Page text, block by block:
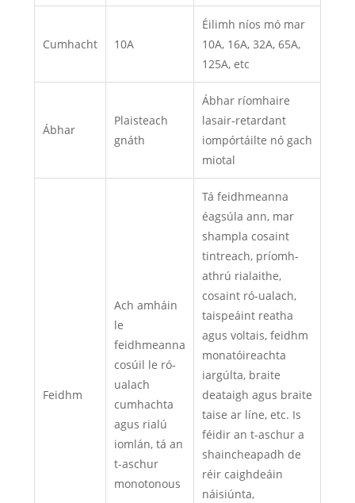
Cumhacht 10A
Éilimh níos mó mar
10A, 16A, 32A, 65A,
125A, etc
Ábhar
Plaisteach
gnáth
Ábhar ríomhaire
lasair-retardant
iompórtáilte nó gach
miotal
Feidhm
Ach amháin
le
feidhmeanna
cosúil le ró-
ualach
cumhachta
agus rialú
iomlán, tá an
t-aschur
monotonous
Tá feidhmeanna
éagsúla ann, mar
shampla cosaint
tintreach, príomh-
athrú rialaithe,
cosaint ró-ualach,
taispeáint reatha
agus voltais, feidhm
monatóireachta
iargúlta, braite
deataigh agus braite
taise ar líne, etc. Is
féidir an t-aschur a
shaincheapadh de
réir caighdeáin
náisiúnta,